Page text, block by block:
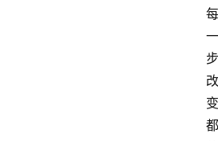
每
一
步
改
变
都